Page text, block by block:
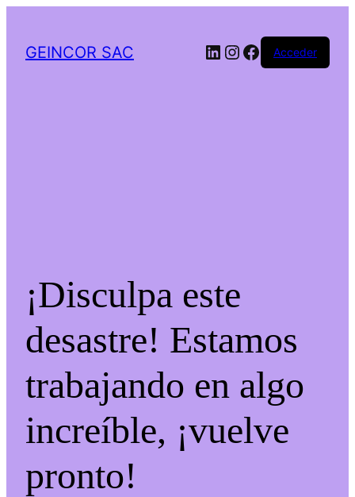
GEINCOR SAC LinkedIn
Instagram
Facebook
Acceder
¡Disculpa este
desastre! Estamos
trabajando en algo
increíble, ¡vuelve
pronto!